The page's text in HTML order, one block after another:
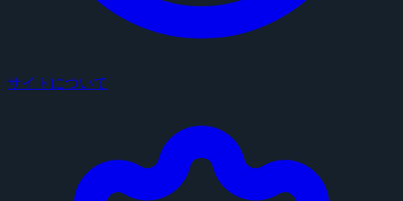
サイトについて